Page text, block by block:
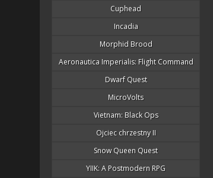
Cuphead
Incadia
Morphid Brood
Aeronautica Imperialis: Flight Command
Dwarf Quest
MicroVolts
Vietnam: Black Ops
Ojciec chrzestny II
Snow Queen Quest
YIIK: A Postmodern RPG